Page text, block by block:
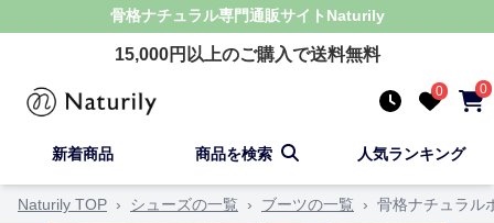
骨格ナチュラル専門通販サイト Naturily
15,000円以上のご購入で送料無料
0 0
新着商品 商品を検索 人気ランキング
Naturily TOP › シューズの一覧 › ブーツの一覧 › 骨格ナチュラル